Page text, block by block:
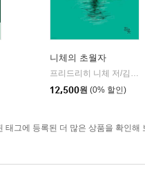
| 현대지성
니체의 초월자
12,500원 (0% 할인)
태그에 등록된 더 많은 상품을 확인해